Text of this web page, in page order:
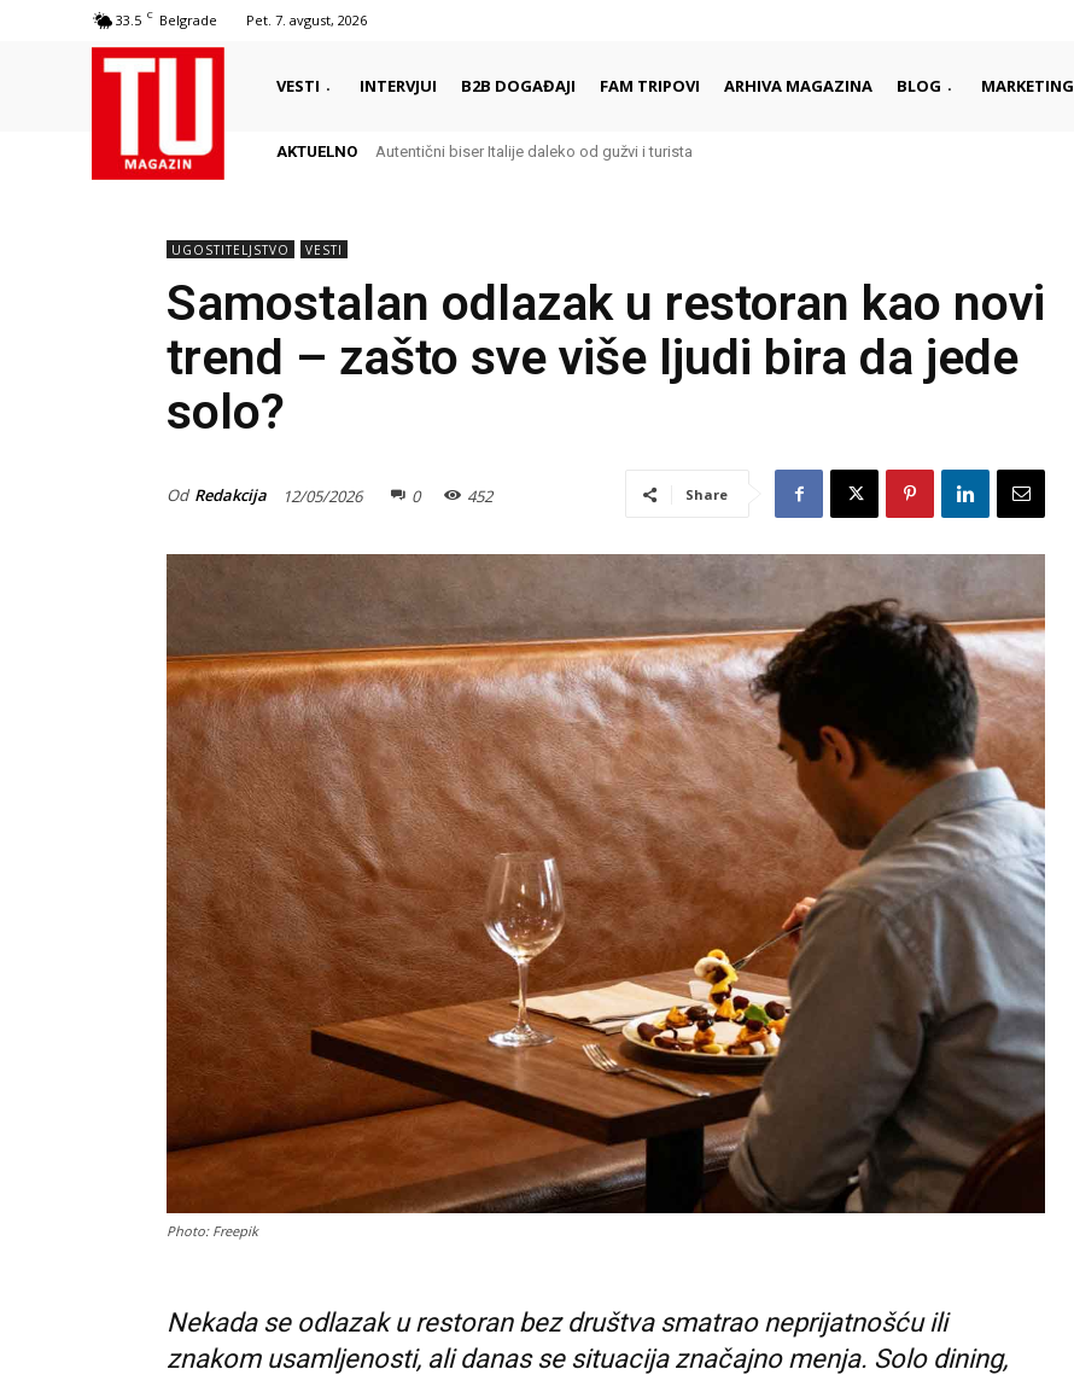
33.5 C Belgrade Pet. 7. avgust, 2026
VESTI INTERVJUI B2B DOGAĐAJI FAM TRIPOVI ARHIVA MAGAZINA BLOG MARKETING
AKTUELNO Delikates sa kojim Grci započinju i završavaju dan
Autentični biser Italije daleko od gužvi i turista
UGOSTITELJSTVO VESTI
Samostalan odlazak u restoran kao novi
trend – zašto sve više ljudi bira da jede
solo?
Od Redakcija 12/05/2026 0 452 Share
Photo: Freepik
Nekada se odlazak u restoran bez društva smatrao neprijatnošću ili
znakom usamljenosti, ali danas se situacija značajno menja. Solo dining,